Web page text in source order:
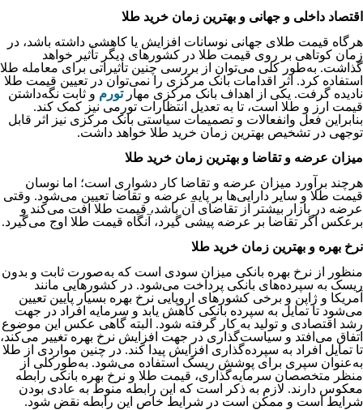
اقتصاد داخلی و جهانی و بهترین زمان خرید طلا
هرگاه قیمت طلای جهانی نوسانات افزایش یا کاهشی داشته باشد، در
زمان کوتاهی بر روی قیمت طلا در کشورهای دیگر تأثیر خواهد
گذاشت. به‌طور کلی می‌توان از بررسی چنین تأثیراتی برای معامله طلا
استفاده کرد. اثر اقدامات بانک مرکزی را نمی‌توان در تعیین قیمت طلا
نادیده گرفت. یکی از اهداف بانک مرکزی مهارتورم و ثابت نگه‌داشتن
قیمت ارز و طلا است، تا به تعدیل انتظارات تورمی نیز کمک کند.
بنابراین فعل­ وانفعالات و تصمیمات سیاستی بانک مرکزی نیز اثر قابل­‌
توجهی در تشخیص بهترین زمان خرید طلا خواهد داشت.
میزان عرضه و تقاضا و بهترین زمان خرید طلا
هرچند برآورد میزان عرضه و تقاضا کار دشواری است؛ اما نوسان
قیمت طلا و سایر دارایی‌ها بر پایه عرضه و تقاضا تعیین می‌شود. وقتی
عرضه در بازار بیشتر از تقاضای آن باشد، قیمت طلا افت می‌کند و
برعکس اگر تقاضا بر عرضه پیشی گیرد، آنگاه قیمت طلا اوج می‌گیرد.
نرخ بهره و بهترین زمان خرید طلا
منظور از نرخ بهره بانکی میزان سودی است که به‌صورت ثابت و بدون
ریسک به سپرده‌های بانکی پرداخت می‌شود. در کشورهایی مانند
آمریکا و ژاپن و برخی کشورهای اروپایی نرخ بهره بسیار پایین تعیین
می‌شود تا تمایل به سپرده بانکی کاهش یابد و سرمایه افراد در جهت
رشد اقتصادی و تولید به کار گرفته شود. البته گاهی عکس این موضوع
اتفاق می‌افتد و سیاست‌گذاری در جهت افزایش نرخ بهره تغییر می‌کند،
تا تمایل افراد به سپرده‌گذاری افزایش پیدا کند. در چنین مواردی از طلا
به‌عنوان سپری برای پوشش ریسک استفاده می‌شود. به‌طورکلی از
منظر متخصصان سرمایه‌گذاری، قیمت طلا و نرخ بهره بانکی رابطه
معکوس دارند. لازم به ذکر است که این رابطه منوط به عادی بودن
شرایط است و ممکن است در شرایط خاص این رابطه نقض شود.